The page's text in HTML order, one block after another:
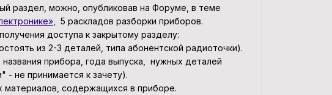
раздел, можно, опубликовав на Форуме, в теме
, 5 раскладов разборки приборов.
доступа к закрытому разделу:
из 2-3 деталей, типа абонентской радиоточки).
прибора, года выпуска, нужных деталей
- не принимается к зачету).
материалов, содержащихся в приборе.